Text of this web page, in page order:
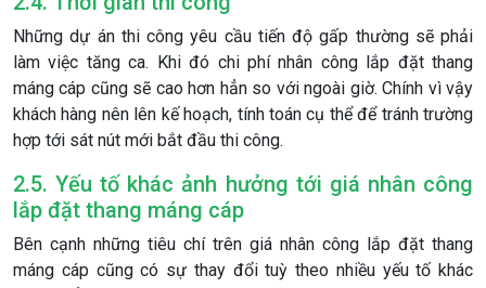
Những dự án thi công yêu cầu tiến độ gấp thường sẽ phải
làm việc tăng ca. Khi đó chi phí nhân công lắp đặt thang
máng cáp cũng sẽ cao hơn hẳn so với ngoài giờ. Chính vì vậy
khách hàng nên lên kế hoạch, tính toán cụ thể để tránh trường
hợp tới sát nút mới bắt đầu thi công.
2.5. Yếu tố khác ảnh hưởng tới giá nhân công
lắp đặt thang máng cáp
Bên cạnh những tiêu chí trên giá nhân công lắp đặt thang
máng cáp cũng có sự thay đổi tuỳ theo nhiều yếu tố khác